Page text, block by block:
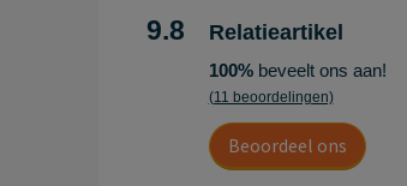
9.8 Relatieartikel
100%beveelt ons aan!
(11 beoordelingen)
Beoordeel ons